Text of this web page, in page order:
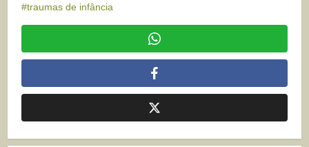
traumas de infância